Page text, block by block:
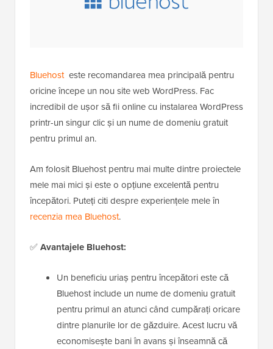
Bluehosteste recomandarea mea principală pentru
oricine începe un nou site web WordPress. Fac
incredibil de ușor să fii online cu instalarea WordPress
printr-un singur clic și un nume de domeniu gratuit
pentru primul an.
Am folosit Bluehost pentru mai multe dintre proiectele
mele mai mici și este o opțiune excelentă pentru
începători. Puteți citi despre experiențele mele în
recenzia mea Bluehost.
✅Avantajele Bluehost:
Un beneficiu uriaș pentru începători este că
Bluehost include un nume de domeniu gratuit
pentru primul an atunci când cumpărați oricare
dintre planurile lor de găzduire. Acest lucru vă
economisește bani în avans și înseamnă că